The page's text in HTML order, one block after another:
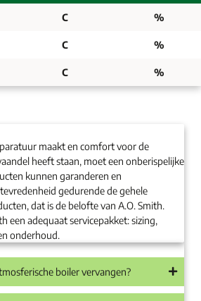
C %
C %
C %
maakt en comfort voor de
heeft staan, moet een onberispelijke
kunnen garanderen en
gedurende de gehele
dat is de belofte van A.O. Smith.
een adequaat servicepakket: sizing,
onderhoud.
boiler vervangen?